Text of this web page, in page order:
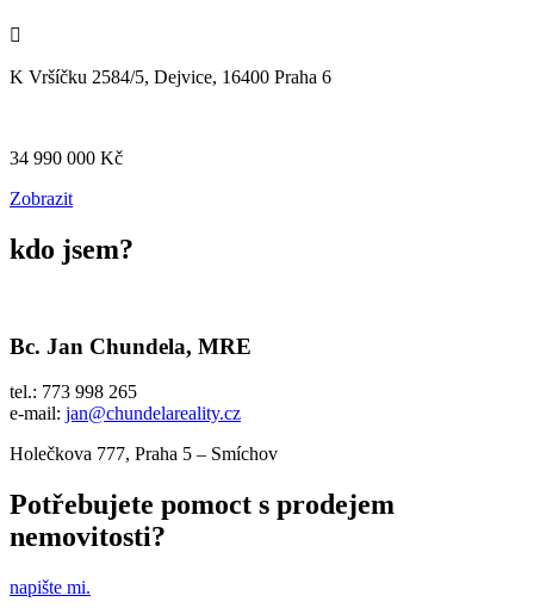
K Vršíčku 2584/5, Dejvice, 16400 Praha 6
34 990 000 Kč
Zobrazit
kdo jsem?
Bc. Jan Chundela, MRE
tel.: 773 998 265
e-mail: jan@chundelareality.cz
Holečkova 777, Praha 5 – Smíchov
Potřebujete pomoct s prodejem
nemovitosti?
napište mi.